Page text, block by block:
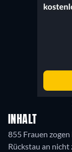
INHALT
855 Frauen
Rückstau an